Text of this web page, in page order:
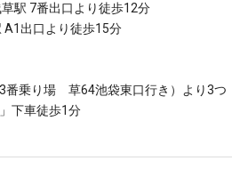
駅 7番出口より徒歩12分
A1出口より徒歩15分
番乗り場 草64池袋東口行き）より3つ
下車徒歩1分